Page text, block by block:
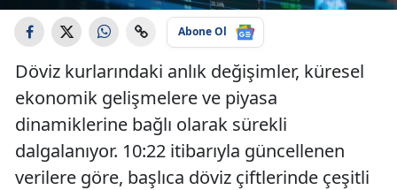
Abone Ol
Döviz kurlarındaki anlık değişimler, küresel
ekonomik gelişmelere ve piyasa
dinamiklerine bağlı olarak sürekli
dalgalanıyor. 10:22 itibarıyla güncellenen
verilere göre, başlıca döviz çiftlerinde çeşitli